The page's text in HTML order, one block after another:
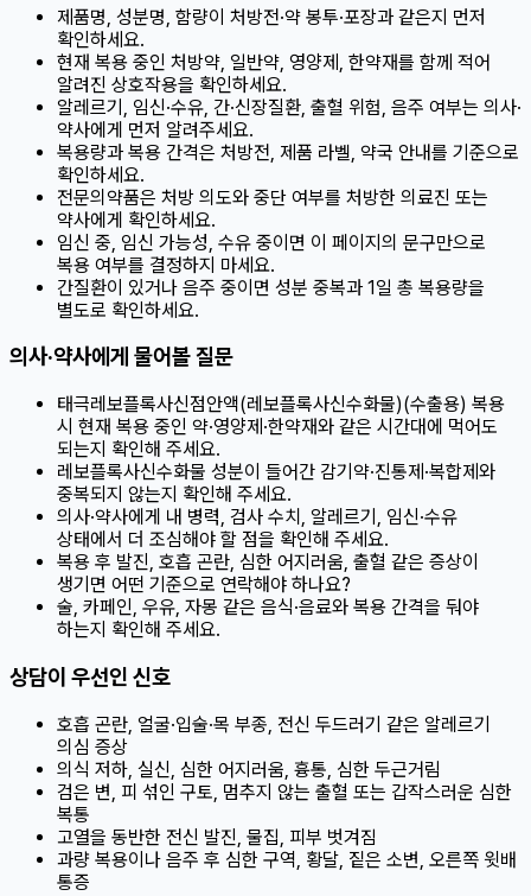
제품명, 성분명, 함량이 처방전·약 봉투·포장과 같은지 먼저
확인하세요.
현재 복용 중인 처방약, 일반약, 영양제, 한약재를 함께 적어
알려진 상호작용을 확인하세요.
알레르기, 임신·수유, 간·신장질환, 출혈 위험, 음주 여부는 의사·
약사에게 먼저 알려주세요.
복용량과 복용 간격은 처방전, 제품 라벨, 약국 안내를 기준으로
확인하세요.
전문의약품은 처방 의도와 중단 여부를 처방한 의료진 또는
약사에게 확인하세요.
임신 중, 임신 가능성, 수유 중이면 이 페이지의 문구만으로
복용 여부를 결정하지 마세요.
간질환이 있거나 음주 중이면 성분 중복과 1일 총 복용량을
별도로 확인하세요.
의사·약사에게 물어볼 질문
태극레보플록사신점안액(레보플록사신수화물)(수출용) 복용
시 현재 복용 중인 약·영양제·한약재와 같은 시간대에 먹어도
되는지 확인해 주세요.
레보플록사신수화물 성분이 들어간 감기약·진통제·복합제와
중복되지 않는지 확인해 주세요.
의사·약사에게 내 병력, 검사 수치, 알레르기, 임신·수유
상태에서 더 조심해야 할 점을 확인해 주세요.
복용 후 발진, 호흡 곤란, 심한 어지러움, 출혈 같은 증상이
생기면 어떤 기준으로 연락해야 하나요?
술, 카페인, 우유, 자몽 같은 음식·음료와 복용 간격을 둬야
하는지 확인해 주세요.
상담이 우선인 신호
호흡 곤란, 얼굴·입술·목 부종, 전신 두드러기 같은 알레르기
의심 증상
의식 저하, 실신, 심한 어지러움, 흉통, 심한 두근거림
검은 변, 피 섞인 구토, 멈추지 않는 출혈 또는 갑작스러운 심한
복통
고열을 동반한 전신 발진, 물집, 피부 벗겨짐
과량 복용이나 음주 후 심한 구역, 황달, 짙은 소변, 오른쪽 윗배
통증